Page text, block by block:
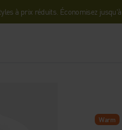
à prix réduits. Économisez jusqu'à
Warm